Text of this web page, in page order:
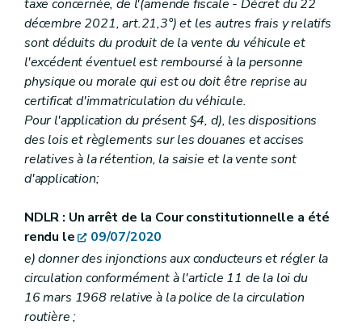
taxe concernée, de l'(amende fiscale - Décret du 22
décembre 2021, art.21,3°) et les autres frais y relatifs
sont déduits du produit de la vente du véhicule et
l'excédent éventuel est remboursé à la personne
physique ou morale qui est ou doit être reprise au
certificat d'immatriculation du véhicule.
Pour l'application du présent §4, d), les dispositions
des lois et règlements sur les douanes et accises
relatives à la rétention, la saisie et la vente sont
d'application;
NDLR : Un arrêt de la Cour constitutionnelle a été
rendu le
09/07/2020
e)donner des injonctions aux conducteurs et régler la
circulation conformément à l'article 11 de la loi du
16 mars 1968 relative à la police de la circulation
routière ;